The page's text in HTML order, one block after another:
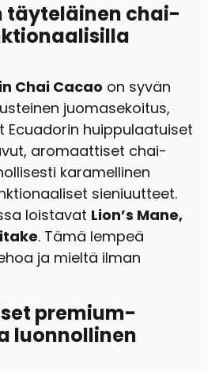
täyteläinen chai-
Chai Cacao on syvän
juomasekoitus,
Ecuadorin huippulaatuiset
aromaattiset chai-
karamellinen
sieniuutteet.
loistavat Lion’s Mane,
. Tämä lempeä
ja mieltä ilman
premium-
luonnollinen